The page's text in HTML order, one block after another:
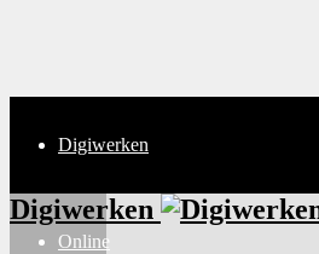
Digiwerken
Online
Digiwerken